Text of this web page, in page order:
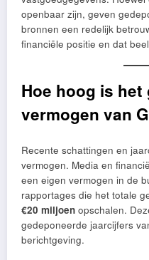
openbaar zijn, geven
bronnen een redelijk
financiële positie en dat
Hoe hoog is
vermogen van
Recente schattingen en
vermogen. Media en
een eigen vermogen in de
rapportages die het totale
€20 miljoen opschalen.
gedeponeerde jaarcijfers
berichtgeving.